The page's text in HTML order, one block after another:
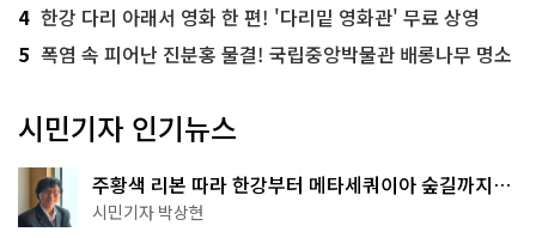
4 한강 다리 아래서 영화 한 편! '다리밑 영화관' 무료 상영
5 폭염 속 피어난 진분홍 물결! 국립중앙박물관 배롱나무 명소
시민기자 인기뉴스
주황색 리본 따라 한강부터 메타세쿼이아 숲길까지…
서울둘레길 15코스
시민기자 박상현